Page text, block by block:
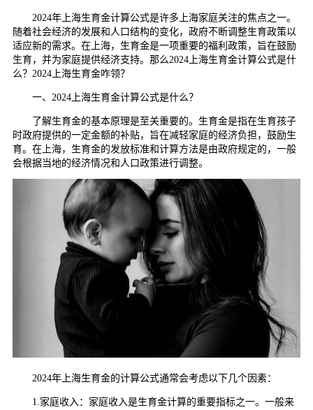
2024年上海生育金计算公式是许多上海家庭关注的焦点之一。
随着社会经济的发展和人口结构的变化，政府不断调整生育政策以
适应新的需求。在上海，生育金是一项重要的福利政策，旨在鼓励
生育，并为家庭提供经济支持。那么2024上海生育金计算公式是什
么？2024上海生育金咋领？
一、2024上海生育金计算公式是什么？
了解生育金的基本原理是至关重要的。生育金是指在生育孩子
时政府提供的一定金额的补贴，旨在减轻家庭的经济负担，鼓励生
育。在上海，生育金的发放标准和计算方法是由政府规定的，一般
会根据当地的经济情况和人口政策进行调整。
2024年上海生育金的计算公式通常会考虑以下几个因素：
1.家庭收入：家庭收入是生育金计算的重要指标之一。一般来